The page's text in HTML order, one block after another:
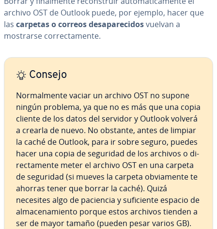
archivo OST de Outlook puede, por ejemplo, hacer que
las carpetas o correos des­apa­re­ci­dosvuelvan a
mostrarse co­rre­c­ta­me­n­te.
Consejo
No­r­ma­l­me­n­te vaciar un archivo OST no supone
ningún problema, ya que no es más que una copia
cliente de los datos del servidor y Outlook volverá
a crearla de nuevo. No obstante, antes de limpiar
la caché de Outlook, para ir sobre seguro, puedes
hacer una copia de seguridad de los archivos o di­
re­c­ta­me­n­te meter el archivo OST en una carpeta
de seguridad (si mueves la carpeta ob­via­me­n­te te
ahorras tener que borrar la caché). Quizá
necesites algo de paciencia y su­fi­cie­n­te espacio de
al­ma­ce­na­mie­n­to porque estos archivos tienden a
ser de mayor tamaño (pueden pesar varios GB).